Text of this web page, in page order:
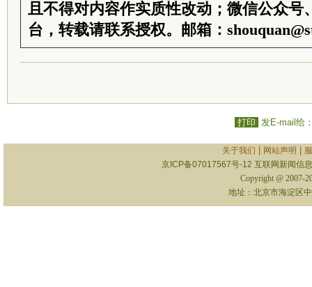
且不得对内容作实质性改动；微信公众号
台，转载请联系授权。邮箱：
打印 发E-mail给
关于我们 网站声明
京ICP备07017567号-12 互联网新闻信
Copyright @ 2007-
地址：北京市海淀区